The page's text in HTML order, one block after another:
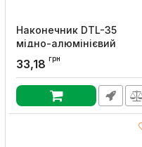
Наконечник DTL-35
мідно-алюмінієвий
кабельний, UEC
Артикул:
33,18 грн